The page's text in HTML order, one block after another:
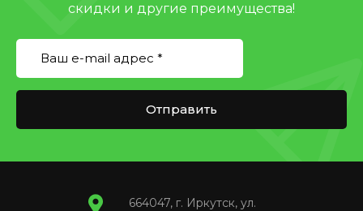
скидки и другие преимущества!
Отправить
664047, г. Иркутск, ул.